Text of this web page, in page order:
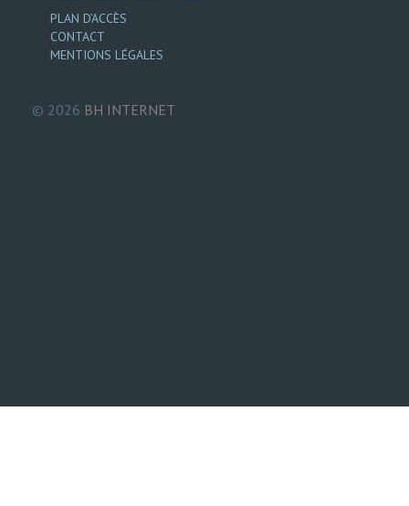
PLAN D’ACCÈS
CONTACT
MENTIONS LÉGALES
© 2026 BH INTERNET